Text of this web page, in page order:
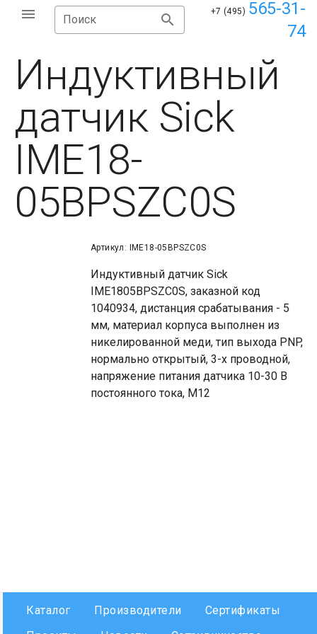
Поиск
+7 (495) 565-31-
74
Индуктивный
датчик Sick
IME18-
05BPSZC0S
Артикул: IME18-05BPSZC0S
Индуктивный датчик Sick
IME1805BPSZC0S, заказной код
1040934, дистанция срабатывания - 5
мм, материал корпуса выполнен из
никелированной меди, тип выхода PNP,
нормально открытый, 3-х проводной,
напряжение питания датчика 10-30 В
постоянного тока, М12
Каталог Производители
Сертификаты